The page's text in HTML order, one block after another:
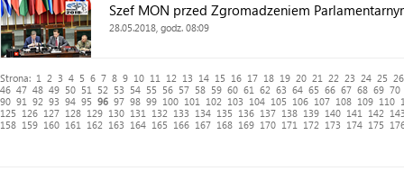
Szef MON przed Zgromadzeniem
28.05.2018, godz. 08:09
Strona: 1 2 3 4 5 6 7 8 9 10 11 12 13 14 15 16 17 18 19 20 21 22 23 24 25
26
46 47 48 49 50 51 52 53 54 55 56 57 58 59 60 61 62 63 64 65 66 67 68 69 70
90 91 92 93 94 95 96 97 98 99 100 101 102 103 104 105 106 107 108 109 110
125
126 127 128 129 130 131 132 133 134 135 136 137 138 139 140 141 142
158 159 160 161 162 163 164 165 166 167 168 169 170 171 172 173 174 175